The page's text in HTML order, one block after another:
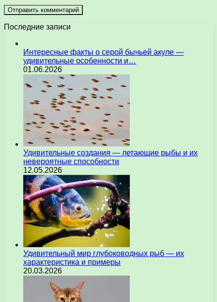
Последние записи
Интересные факты о серой бычьей акуле —
удивительные особенности и…
01.06.2026
Удивительные создания — летающие рыбы и их
невероятные способности
12.05.2026
Удивительный мир глубоководных рыб — их
характеристика и примеры
20.03.2026